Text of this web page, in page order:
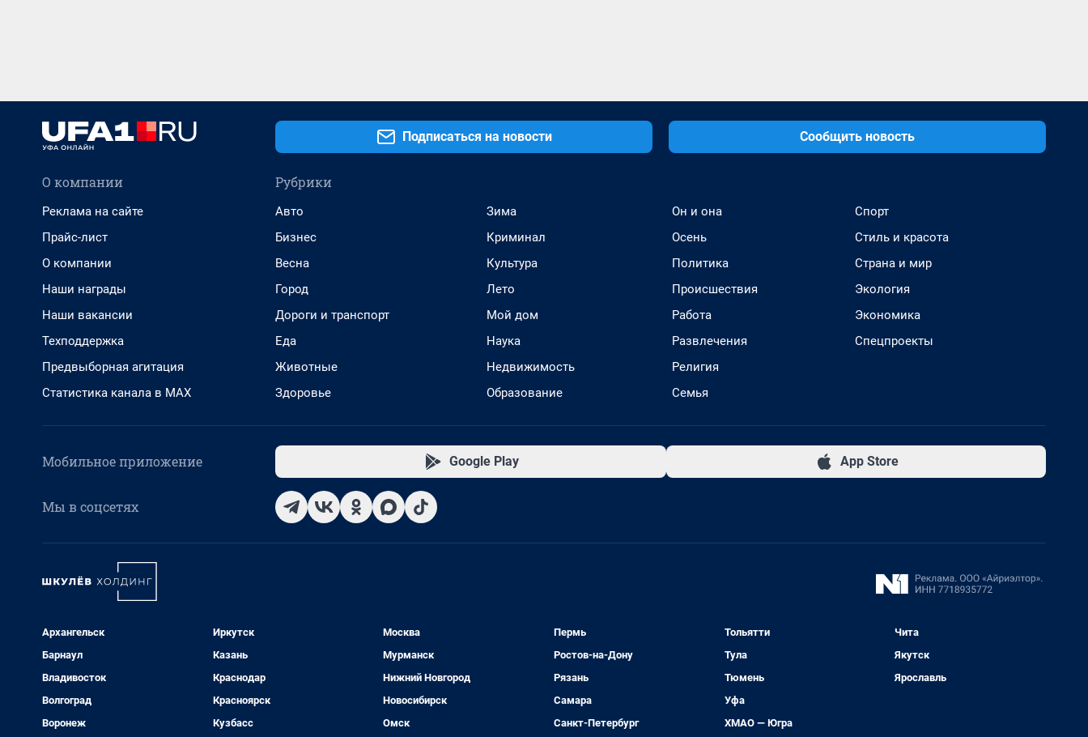
Подписаться на новости Сообщить новость
О компании
Реклама на сайте
Прайс-лист
О компании
Наши награды
Наши вакансии
Техподдержка
Предвыборная агитация
Статистика канала в MAX
Рубрики
Авто
Бизнес
Весна
Город
Дороги и транспорт
Еда
Животные
Здоровье
Зима
Криминал
Культура
Лето
Мой дом
Наука
Недвижимость
Образование
Он и она
Осень
Политика
Происшествия
Работа
Развлечения
Религия
Семья
Спорт
Стиль и красота
Страна и мир
Экология
Экономика
Спецпроекты
Мобильное приложение Google Play App Store
Мы в соцсетях
Архангельск
Барнаул
Владивосток
Волгоград
Воронеж
Иркутск
Казань
Краснодар
Красноярск
Кузбасс
Москва
Мурманск
Нижний Новгород
Новосибирск
Омск
Пермь
Ростов-на-Дону
Рязань
Самара
Санкт-Петербург
Тольятти
Тула
Тюмень
Уфа
ХМАО — Югра
Чита
Якутск
Ярославль